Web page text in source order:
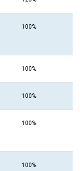
100%
100%
100%
100%
100%